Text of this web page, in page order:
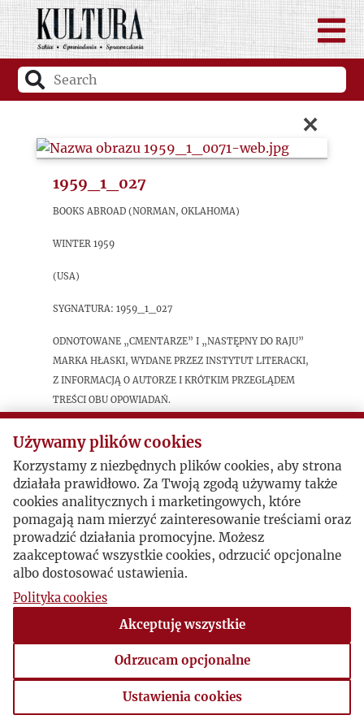
×
1959_1_027
Books Abroad (Norman, Oklahoma)
Winter 1959
(USA)
sygnatura: 1959_1_027
Odnotowane „Cmentarze” i „Następny do raju”
Marka Hłaski, wydane przez Instytut Literacki,
z informacją o autorze i krótkim przeglądem
treści obu opowiadań.
Postacie powiązane
Autor publikacji:George J.
Maciuszko
Używamy plików cookies
Korzystamy z niezbędnych plików cookies, aby strona
działała prawidłowo. Za Twoją zgodą używamy także
cookies analitycznych i marketingowych, które
pomagają nam mierzyć zainteresowanie treściami oraz
prowadzić działania promocyjne. Możesz
zaakceptować wszystkie cookies, odrzucić opcjonalne
albo dostosować ustawienia.
Polityka cookies
Akceptuję wszystkie
Odrzucam opcjonalne
Ustawienia cookies
Ustawienia cookies